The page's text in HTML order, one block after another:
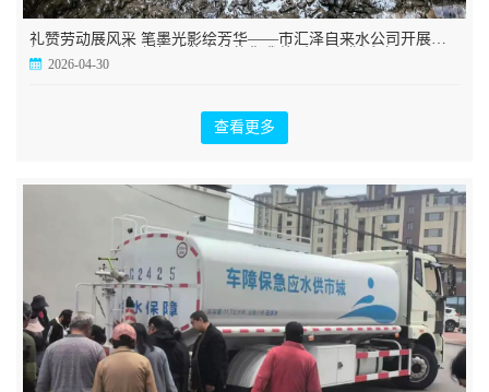
礼赞劳动展风采 笔墨光影绘芳华——市汇泽自来水公司开展庆
祝“五一”国际劳动节“致敬奉献的你我他”主题文化活动
2026-04-30
查看更多